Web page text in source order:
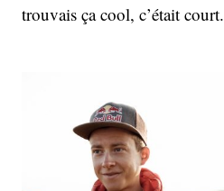
trouvais ça cool, c’était court.